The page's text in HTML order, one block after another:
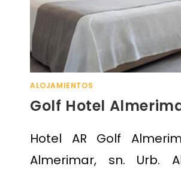
ALOJAMIENTOS
Golf Hotel
Hotel AR Golf
Almerimar, sn. Urb.